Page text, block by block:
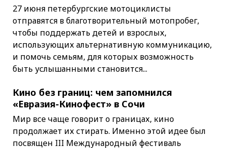
27 июня петербургские мотоциклисты
отправятся в благотворительный мотопробег,
чтобы поддержать детей и взрослых,
использующих альтернативную коммуникацию,
и помочь семьям, для которых возможность
быть услышанными становится...
Кино без границ: чем запомнился
«Евразия-Кинофест» в Сочи
Мир все чаще говорит о границах, кино
продолжает их стирать. Именно этой идее был
посвящен III Международный фестиваль